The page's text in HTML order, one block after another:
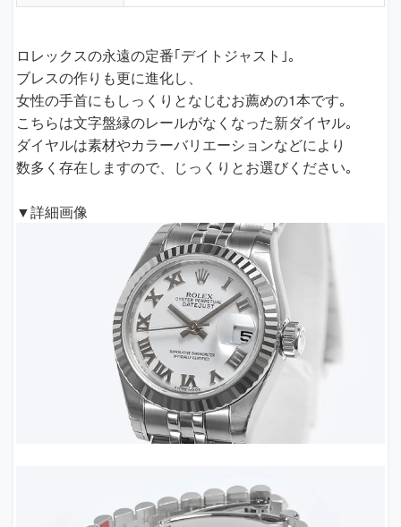
ロレックスの永遠の定番｢デイトジャスト｣｡
ブレスの作りも更に進化し、
女性の手首にもしっくりとなじむお薦めの1本です｡
こちらは文字盤縁のレールがなくなった新ダイヤル｡
ダイヤルは素材やカラーバリエーションなどにより
数多く存在しますので、じっくりとお選びください｡
▼詳細画像